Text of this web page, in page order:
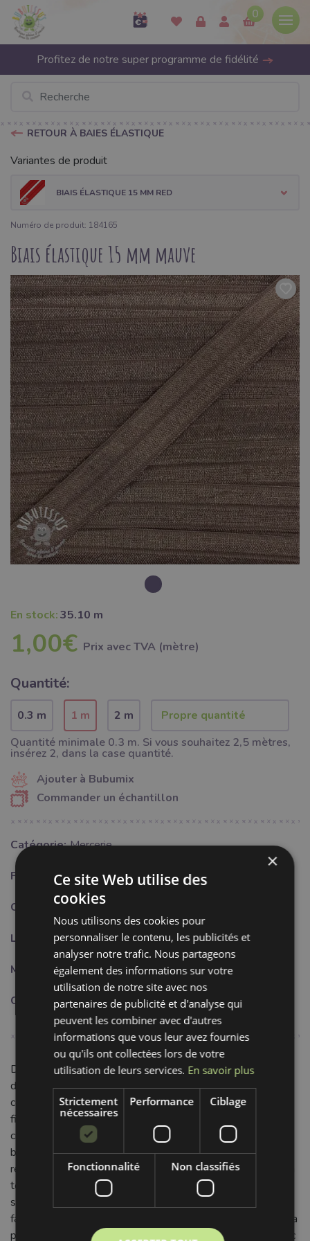
0
Profitez de notre super programme de fidélité
RETOUR À BAIES ÉLASTIQUE
Variantes de produit
BIAIS ÉLASTIQUE 15 MM RED
Numéro de produit: 184165
Biais élastique 15 mm mauve
En stock:35.10 m
1,00€ Prix ​​avec TVA (mètre)
Quantité:
0.3 m 1 m
2 m
Quantité minimale 0.3 m. Si vous souhaitez 2,5 mètres,
insérez 2, dans la case quantité.
Ajouter à Bubumix
Commander un échantillon
Catégorie: Mercerie
Fabricant: Bubulákovo s.r.o www.bubutissus,fr
Composition: 95%PA + 5% LY
Largeur: 1.5 cm
Motif: Uni
Couleur: violet
Découvrez notre biais élastique uni de 15 mm, une touche
de couleur mauve/violette idéale pour vos projets de
couture. Sa largeur de 1.5 cm le rend parfait pour des
finitions délicates et soignées sur une multitude de
créations. Composé de 95% Polyamide et de 5% Lycra, ce
biais offre une élasticité remarquable et une excellente
résistance à l'usure. Le Polyamide assure sa durabilité et sa
tenue dans le temps, tandis que le Lycra lui confère une
souplesse optimale, garantissant un confort inégalé et une
facilité d'application. Son toucher est doux et agréable sur la
peau, le rendant idéal pour les pièces en contact direct avec
×
Ce site Web utilise des
cookies
Nous utilisons des cookies pour
personnaliser le contenu, les publicités et
analyser notre trafic. Nous partageons
également des informations sur votre
utilisation de notre site avec nos
partenaires de publicité et d'analyse qui
peuvent les combiner avec d'autres
informations que vous leur avez fournies
ou qu'ils ont collectées lors de votre
utilisation de leurs services. En savoir plus
Strictement
nécessaires
Performance Ciblage
Fonctionnalité Non classifiés